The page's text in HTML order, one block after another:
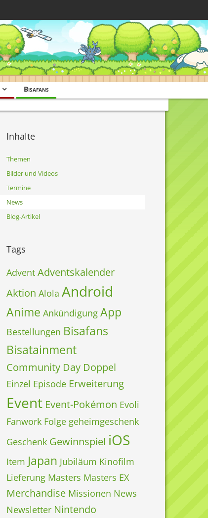
Bisafans
Inhalte
Themen
Bilder und Videos
Termine
News
Blog-Artikel
Tags
Advent Adventskalender
Aktion Alola Android
Anime Ankündigung App
Bestellungen Bisafans
Bisatainment
Community Day Doppel
Einzel Episode Erweiterung
Event Event-Pokémon Evoli
Fanwork Folge geheimgeschenk
Geschenk Gewinnspiel iOS
Item Japan Jubiläum Kinofilm
Lieferung Masters Masters EX
Merchandise Missionen News
Newsletter Nintendo